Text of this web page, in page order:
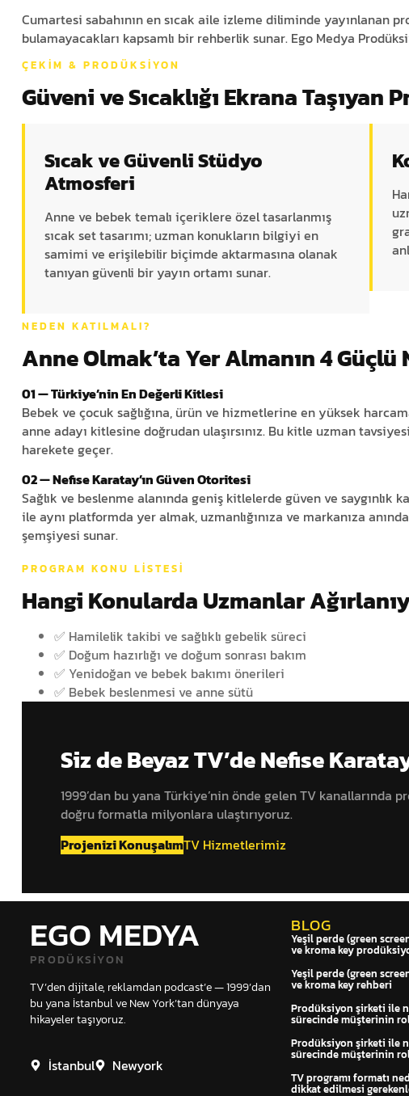
Cumartesi sabahının en sıcak aile izleme diliminde yayınlanan
bulamayacakları kapsamlı bir rehberlik sunar. Ego Medya
ÇEKIM & PRODÜKSIYON
Güveni ve Sıcaklığı Ekrana Taşıyan
Sıcak ve Güvenli Stüdyo
Atmosferi
Anne ve bebek temalı içeriklere özel tasarlanmış
sıcak set tasarımı; uzman konukların bilgiyi en
samimi ve erişilebilir biçimde aktarmasına olanak
tanıyan güvenli bir yayın ortamı sunar.
NEDEN KATILMALI?
Anne Olmak’ta Yer Almanın 4 Güçlü
01 — Türkiye’nin En Değerli Kitlesi
Bebek ve çocuk sağlığına, ürün ve hizmetlerine en yüksek
anne adayı kitlesine doğrudan ulaşırsınız. Bu kitle uzman
harekete geçer.
02 — Nefise Karatay’ın Güven Otoritesi
Sağlık ve beslenme alanında geniş kitlelerde güven ve saygınlık
ile aynı platformda yer almak, uzmanlığınıza ve markanıza
şemşiyesi sunar.
PROGRAM KONU LISTESI
Hangi Konularda Uzmanlar
✅ Hamilelik takibi ve sağlıklı gebelik süreci
✅ Doğum hazırlığı ve doğum sonrası bakım
✅ Yenidoğan ve bebek bakımı önerileri
✅ Bebek beslenmesi ve anne sütü
Siz de Beyaz TV’de Nefise
1999’dan bu yana Türkiye’nin önde gelen TV kanallarında
doğru formatla milyonlara ulaştırıyoruz.
Projenizi KonuşalımTV Hizmetlerimiz
EGO MEDYA
PRODÜKSIYON
TV’den dijitale, reklamdan podcast’e — 1999’dan
bu yana İstanbul ve New York’tan dünyaya
hikayeler taşıyoruz.
İstanbul Newyork
BLOG
Yeşil perde (green
ve kroma key
Yeşil perde (green
ve kroma key rehberi
Prodüksiyon şirketi ile
sürecinde müşterinin
Prodüksiyon şirketi ile
sürecinde müşterinin
TV programı formatı
dikkat edilmesi